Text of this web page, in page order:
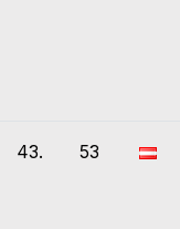
43. 53